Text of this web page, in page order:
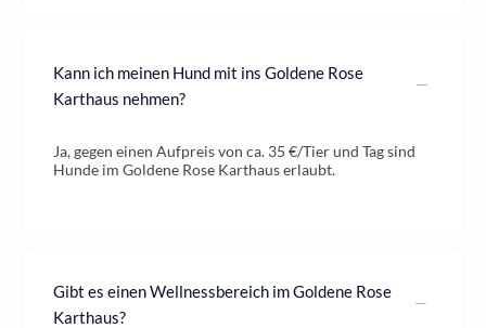
Kann ich meinen Hund mit ins Goldene Rose
Karthaus nehmen?
Ja, gegen einen Aufpreis von ca. 35 €/Tier und Tag sind
Hunde im Goldene Rose Karthaus erlaubt.
Gibt es einen Wellnessbereich im Goldene Rose
Karthaus?